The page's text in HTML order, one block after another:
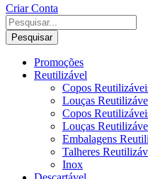
Criar Conta
Pesquisar
Promoções
Reutilizável
Copos
Louças
Copos
Louças
Embalagens
Talheres
Inox